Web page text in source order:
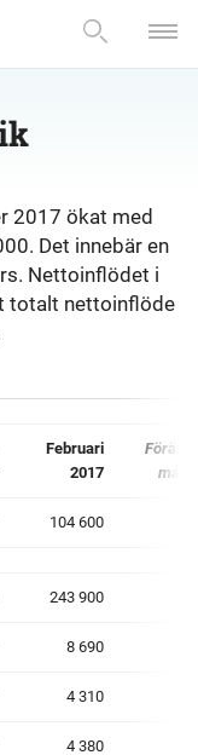
2017 ökat med
Det innebär en
Nettoinflödet i
totalt nettoinflöde
Februari
2017
104 600
243 900
8 690
4 310
4 380